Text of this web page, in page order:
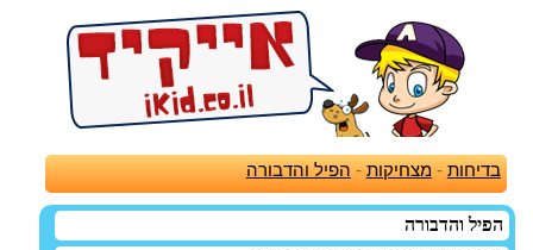
בדיחות -מצחיקות - הפיל והדבורה
הפיל והדבורה